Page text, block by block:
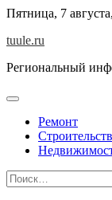
Skip
content
Пятница, 7
tuule.ru
Региональный
Ремонт
Найти: